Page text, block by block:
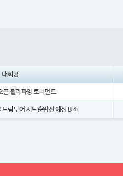
대회명
픈 퀄리파잉 토너먼트
림투어 시드순위전 예선 B조